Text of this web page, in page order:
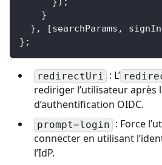
}
} , [searchParams , signIn
} ;
redirectUri : L’
rediriger l’utilisateur après
d’authentification OIDC.
prompt=login : Force
connecter en utilisant
l’IdP.